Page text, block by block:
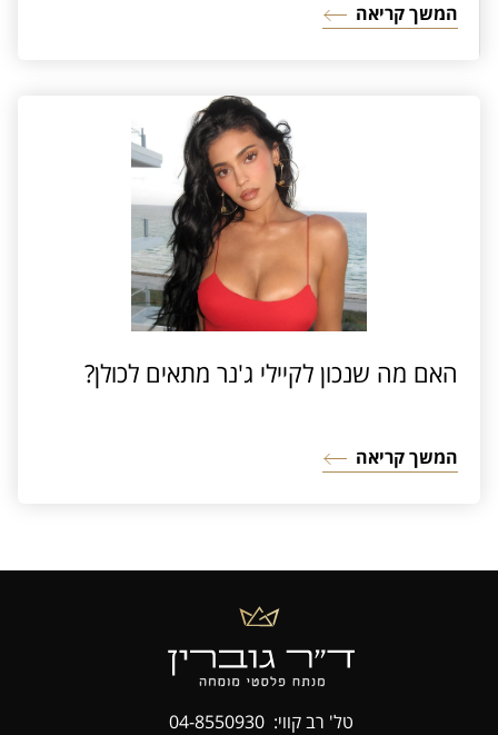
המשך קריאה
האם מה שנכון לקיילי ג'נר מתאים לכולן?
המשך קריאה
טל' רב קווי: 04-8550930